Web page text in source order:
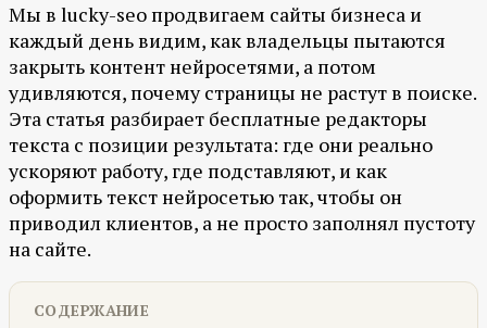
Мы в lucky-seo продвигаем сайты бизнеса и
каждый день видим, как владельцы пытаются
закрыть контент нейросетями, а потом
удивляются, почему страницы не растут в поиске.
Эта статья разбирает бесплатные редакторы
текста с позиции результата: где они реально
ускоряют работу, где подставляют, и как
оформить текст нейросетью так, чтобы он
приводил клиентов, а не просто заполнял пустоту
на сайте.
СОДЕРЖАНИЕ